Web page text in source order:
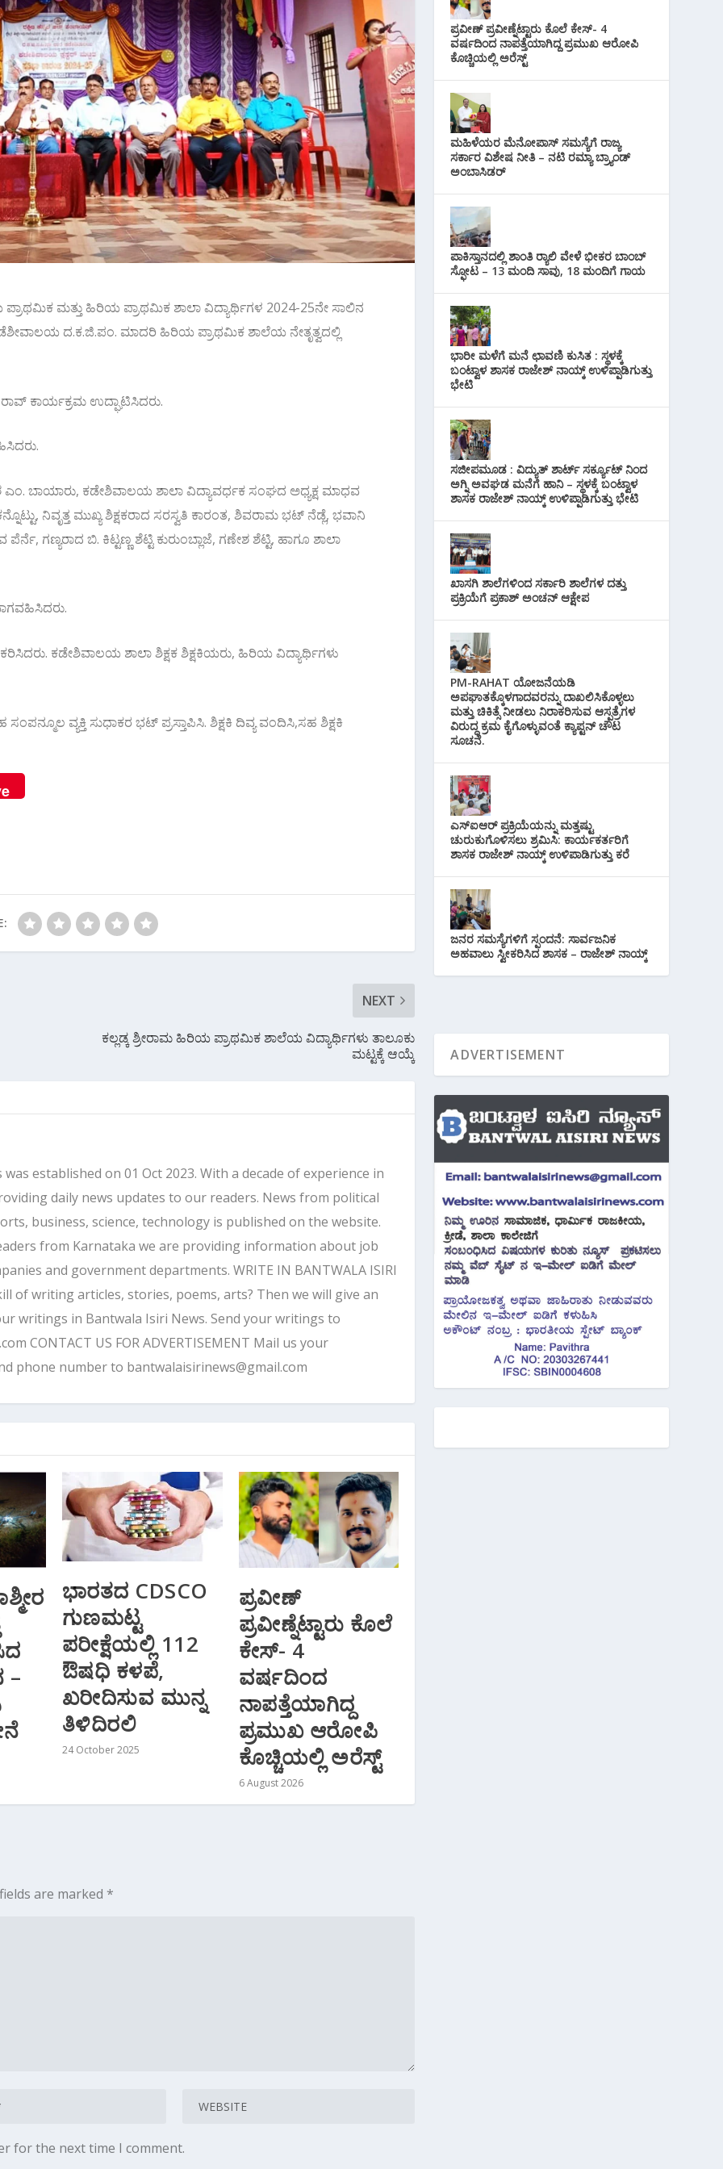
ಮತ್ತು ಹಿರಿಯ ಪ್ರಾಥಮಿಕ ಶಾಲಾ ವಿದ್ಯಾರ್ಥಿಗಳ 2024-25ನೇ ಸಾಲಿನ
ದ.ಕ.ಜಿ.ಪಂ. ಮಾದರಿ ಹಿರಿಯ ಪ್ರಾಥಮಿಕ ಶಾಲೆಯ ನೇತೃತ್ವದಲ್ಲಿ
ಕಾರ್ಯಕ್ರಮ ಉದ್ಘಾಟಿಸಿದರು.
ಎಂ. ಬಾಯಾರು, ಕಡೇಶಿವಾಲಯ ಶಾಲಾ ವಿದ್ಯಾವರ್ಧಕ ಸಂಘದ ಅಧ್ಯಕ್ಷ ಮಾಧವ
ನಿವೃತ್ತ ಮುಖ್ಯ ಶಿಕ್ಷಕರಾದ ಸರಸ್ವತಿ ಕಾರಂತ, ಶಿವರಾಮ ಭಟ್ ನೆಡ್ಲೆ, ಭವಾನಿ
ಗಣ್ಯರಾದ ಬಿ. ಕಿಟ್ಟಣ್ಣ ಶೆಟ್ಟಿ ಕುರುಂಬ್ಲಾಜೆ, ಗಣೇಶ ಶೆಟ್ಟಿ, ಹಾಗೂ ಶಾಲಾ
ಕಡೇಶಿವಾಲಯ ಶಾಲಾ ಶಿಕ್ಷಕ ಶಿಕ್ಷಕಿಯರು, ಹಿರಿಯ ವಿದ್ಯಾರ್ಥಿಗಳು
ವ್ಯಕ್ತಿ ಸುಧಾಕರ ಭಟ್ ಪ್ರಸ್ತಾಪಿಸಿ. ಶಿಕ್ಷಕಿ ದಿವ್ಯ ವಂದಿಸಿ,ಸಹ ಶಿಕ್ಷಕಿ
NEXT
ಕಲ್ಲಡ್ಕ ಶ್ರೀರಾಮ ಹಿರಿಯ ಪ್ರಾಥಮಿಕ ಶಾಲೆಯ ವಿದ್ಯಾರ್ಥಿಗಳು ತಾಲೂಕು
ಮಟ್ಟಕ್ಕೆ ಆಯ್ಕೆ
established on 01 Oct 2023. With a decade of experience in
daily news updates to our readers. News from political
business, science, technology is published on the website.
from Karnataka we are providing information about job
and government departments. WRITE IN BANTWALA ISIRI
of writing articles, stories, poems, arts? Then we will give an
writings in Bantwala Isiri News. Send your writings to
CONTACT US FOR ADVERTISEMENT Mail us your
phone number to bantwalaisirinews@gmail.com
–
ಭಾರತದ CDSCO
ಗುಣಮಟ್ಟ
ಪರೀಕ್ಷೆಯಲ್ಲಿ 112
ಔಷಧಿ ಕಳಪೆ,
ಖರೀದಿಸುವ ಮುನ್ನ
ತಿಳಿದಿರಲಿ
24 October 2025
ಪ್ರವೀಣ್
ಪ್ರವೀಣ್ನೆಟ್ಟಾರು ಕೊಲೆ
ಕೇಸ್‌- 4
ವರ್ಷದಿಂದ
ನಾಪತ್ತೆಯಾಗಿದ್ದ
ಪ್ರಮುಖ ಆರೋಪಿ
ಕೊಚ್ಚಿಯಲ್ಲಿ ಅರೆಸ್ಟ್‌
6 August 2026
are marked *
for the next time I comment.
ಪ್ರವೀಣ್ ಪ್ರವೀಣ್ನೆಟ್ಟಾರು ಕೊಲೆ ಕೇಸ್‌- 4
ವರ್ಷದಿಂದ ನಾಪತ್ತೆಯಾಗಿದ್ದ ಪ್ರಮುಖ ಆರೋಪಿ
ಕೊಚ್ಚಿಯಲ್ಲಿ ಅರೆಸ್ಟ್‌
ಮಹಿಳೆಯರ ಮೆನೋಪಾಸ್ ಸಮಸ್ಯೆಗೆ ರಾಜ್ಯ
ಸರ್ಕಾರ ವಿಶೇಷ ನೀತಿ – ನಟಿ ರಮ್ಯಾ ಬ್ರ್ಯಾಂಡ್
ಅಂಬಾಸಿಡರ್
ಪಾಕಿಸ್ತಾನದಲ್ಲಿ ಶಾಂತಿ ರ‍್ಯಾಲಿ ವೇಳೆ ಭೀಕರ ಬಾಂಬ್
ಸ್ಫೋಟ – 13 ಮಂದಿ ಸಾವು, 18 ಮಂದಿಗೆ ಗಾಯ
ಭಾರೀ ಮಳೆಗೆ ಮನೆ ಛಾವಣಿ ಕುಸಿತ : ಸ್ಥಳಕ್ಕೆ
ಬಂಟ್ವಾಳ ಶಾಸಕ ರಾಜೇಶ್ ನಾಯ್ಕ್ ಉಳಿಪ್ಪಾಡಿಗುತ್ತು
ಭೇಟಿ
ಸಜೀಪಮೂಡ : ವಿದ್ಯುತ್ ಶಾರ್ಟ್ ಸರ್ಕ್ಯೂಟ್‌ ನಿಂದ
ಅಗ್ನಿ ಅವಘಡ ಮನೆಗೆ ಹಾನಿ – ಸ್ಥಳಕ್ಕೆ ಬಂಟ್ವಾಳ
ಶಾಸಕ ರಾಜೇಶ್ ನಾಯ್ಕ್ ಉಳಿಪ್ಪಾಡಿಗುತ್ತು ಭೇಟಿ
ಖಾಸಗಿ ಶಾಲೆಗಳಿಂದ ಸರ್ಕಾರಿ ಶಾಲೆಗಳ ದತ್ತು
ಪ್ರಕ್ರಿಯೆಗೆ ಪ್ರಕಾಶ್ ಅಂಚನ್ ಆಕ್ಷೇಪ
PM-RAHAT ಯೋಜನೆಯಡಿ
ಅಪಘಾತಕ್ಕೊಳಗಾದವರನ್ನು ದಾಖಲಿಸಿಕೊಳ್ಳಲು
ಮತ್ತು ಚಿಕಿತ್ಸೆ ನೀಡಲು ನಿರಾಕರಿಸುವ ಆಸ್ಪತ್ರೆಗಳ
ವಿರುದ್ಧ ಕ್ರಮ ಕೈಗೊಳ್ಳುವಂತೆ ಕ್ಯಾಪ್ಟನ್ ಚೌಟ
ಸೂಚನೆ.
ಎಸ್‌ಐಆರ್ ಪ್ರಕ್ರಿಯೆಯನ್ನು ಮತ್ತಷ್ಟು
ಚುರುಕುಗೊಳಿಸಲು ಶ್ರಮಿಸಿ: ಕಾರ್ಯಕರ್ತರಿಗೆ
ಶಾಸಕ ರಾಜೇಶ್ ನಾಯ್ಕ್ ಉಳಿಪಾಡಿಗುತ್ತು ಕರೆ
ಜನರ ಸಮಸ್ಯೆಗಳಿಗೆ ಸ್ಪಂದನೆ: ಸಾರ್ವಜನಿಕ
ಅಹವಾಲು ಸ್ವೀಕರಿಸಿದ ಶಾಸಕ – ರಾಜೇಶ್ ನಾಯ್ಕ್